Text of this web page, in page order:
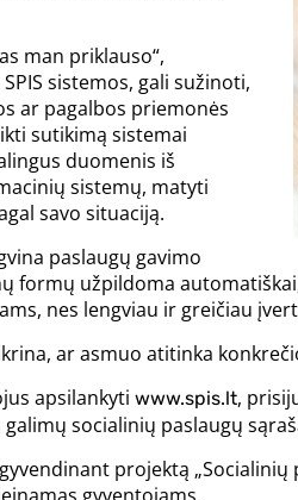
man priklauso“,
sistemos, gali sužinoti,
ar pagalbos priemonės
sutikimą sistemai
duomenis iš
sistemų, matyti
savo situaciją.
paslaugų gavimo
formų užpildoma
nes lengviau ir greičiau
ar asmuo atitinka
apsilankyti www.spis.lt,
socialinių paslaugų
projektą